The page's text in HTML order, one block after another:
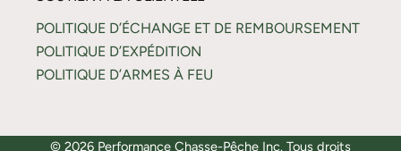
POLITIQUE D’ÉCHANGE ET DE REMBOURSEMENT
POLITIQUE D’EXPÉDITION
POLITIQUE D’ARMES À FEU
© 2026 Performance Chasse-Pêche Inc. Tous droits